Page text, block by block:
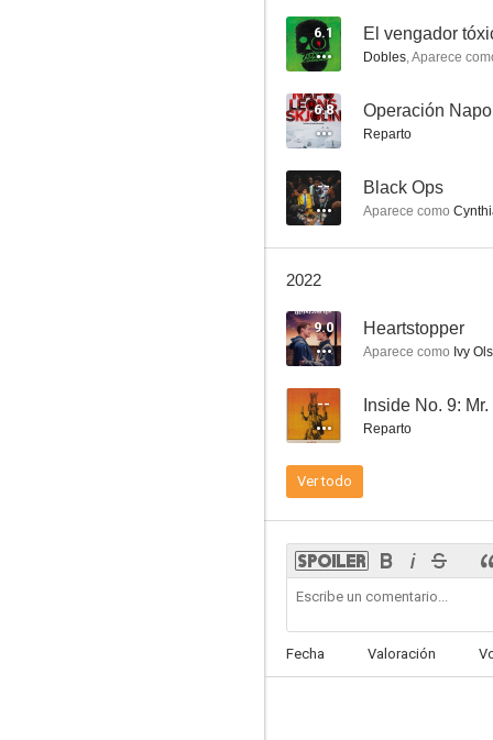
Agatha Raisin
8.3
6.1 El vengador
Dobles,Aparece
6.8 Operación
Reparto
-- Black Ops
Aparece como
2022
9.0 Heartstopper
Aparece como Ivy
-- Inside No. 9:
Reparto
Ver todo
Fecha Valoración